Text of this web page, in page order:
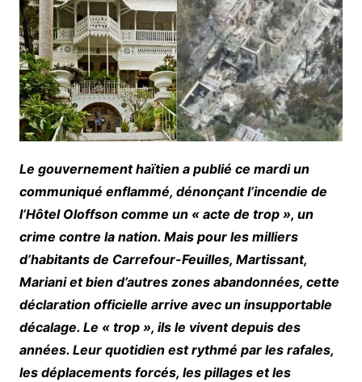
Le gouvernement haïtien a publié ce mardi un
communiqué enflammé, dénonçant l’incendie de
l’Hôtel Oloffson comme un « acte de trop », un
crime contre la nation. Mais pour les milliers
d’habitants de Carrefour-Feuilles, Martissant,
Mariani et bien d’autres zones abandonnées, cette
déclaration officielle arrive avec un insupportable
décalage. Le « trop », ils le vivent depuis des
années. Leur quotidien est rythmé par les rafales,
les déplacements forcés, les pillages et les